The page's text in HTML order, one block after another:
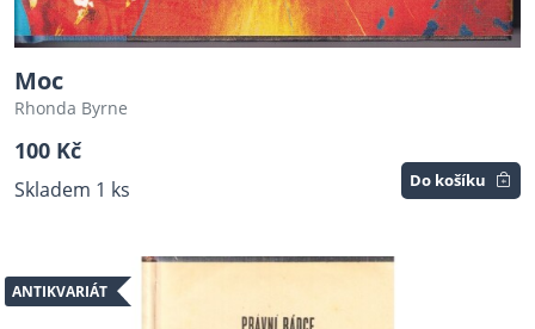
Moc
Rhonda Byrne
100 Kč
Skladem 1 ks Do košíku
ANTIKVARIÁT